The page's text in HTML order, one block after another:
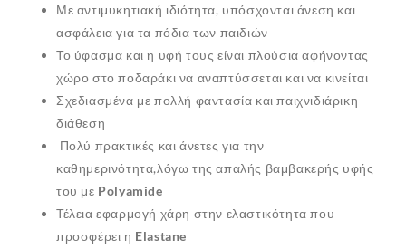
Με αντιμυκητιακή ιδιότητα, υπόσχονται άνεση και
ασφάλεια για τα πόδια των παιδιών
Το ύφασμα και η υφή τους είναι πλούσια αφήνοντας
χώρο στο ποδαράκι να αναπτύσσεται και να κινείται
Σχεδιασμένα με πολλή φαντασία και παιχνιδιάρικη
διάθεση
Πολύ πρακτικές και άνετες για την
καθημερινότητα,λόγω της απαλής βαμβακερής υφής
του με Polyamide
Τέλεια εφαρμογή χάρη στην ελαστικότητα που
προσφέρει η Elastane